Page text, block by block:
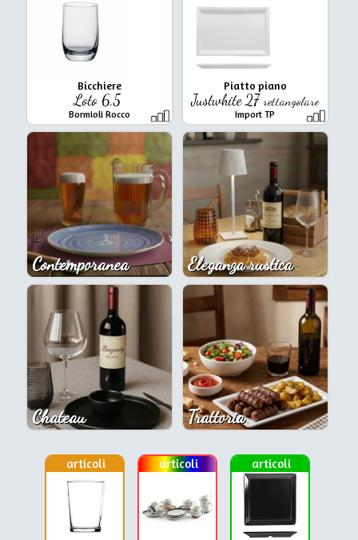
Bicchiere
Loto 6,5
Bormioli Rocco
Piatto piano
Justwhite 27rettangolare
Import TP
Contemporanea Eleganza rustica
Chateau Trattoria
articoli articoli articoli